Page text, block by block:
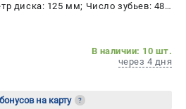
диска: 125 мм; Число зубьев: 48
В наличии: 10 шт.
через 4 дня
на карту ?